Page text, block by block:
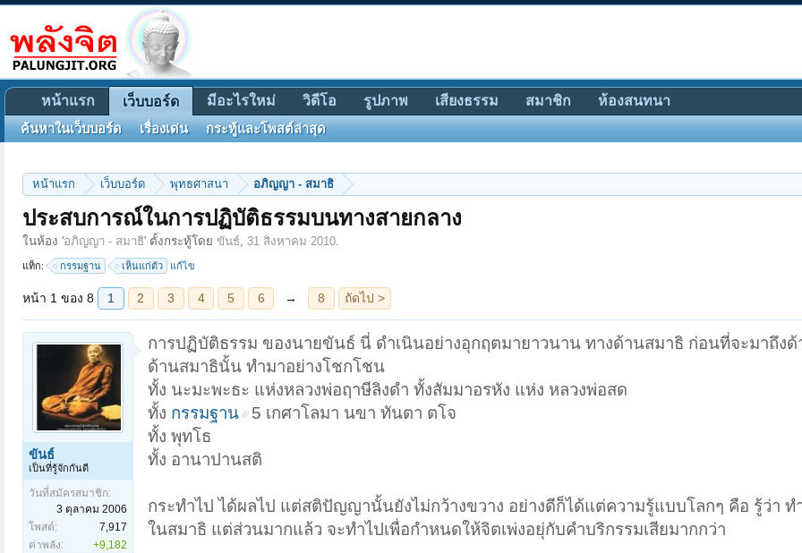
หน้าแรก เว็บบอร์ด พุทธศาสนา อภิญญา - สมาธิ
ประสบการณ์ในการปฏิบัติธรรมบนทางสายกลาง
ในห้อง 'อภิญญา - สมาธิ' ตั้งกระทู้โดย ขันธ์, 31 สิงหาคม 2010.
แท็ก: กรรมฐาน เห็นแก่ตัว แก้ไข
หน้า 1 ของ 8 1 2 3 4 5 6 → 8 ถัดไป >
ขันธ์
เป็นที่รู้จักกันดี
วันที่สมัครสมาชิก:
3 ตุลาคม 2006
โพสต์:
7,917
ค่าพลัง:
+9,182
การปฏิบัติธรรม ของนายขันธ์ นี่ ดำเนินอย่างอุกฤตมายาวนาน ทางด้านสมาธิ ก่อนที่จะมาถึง
ด้านสมาธินั้น ทำมาอย่างโชกโชน
ทั้ง นะมะพะธะ แห่งหลวงพ่อฤาษีลิงดำ ทั้งสัมมาอรหัง แห่ง หลวงพ่อสด
ทั้ง กรรมฐาน
5 เกศาโลมา นขา ทันตา ตโจ
ทั้ง พุทโธ
ทั้ง อานาปานสติ
กระทำไป ได้ผลไป แต่สติปัญญานั้นยังไม่กว้างขวาง อย่างดีก็ได้แต่ความรู้แบบโลกๆ คือ รู้ว่า ท
ในสมาธิ แต่ส่วนมากแล้ว จะทำไปเพื่อกำหนดให้จิตเพ่งอยุ่กับคำบริกรรมเสียมากกว่า
หน้าแรก เว็บบอร์ด
ค้นหาในเว็บบอร์ด เรื่องเด่น กระทู้และโพสต์ล่าสุด
มีอะไรใหม่ วิดีโอ รูปภาพ เสียงธรรม สมาชิก ห้องสนทนา